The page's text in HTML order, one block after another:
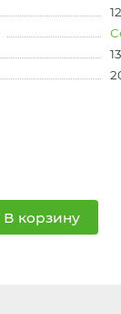
В корзину